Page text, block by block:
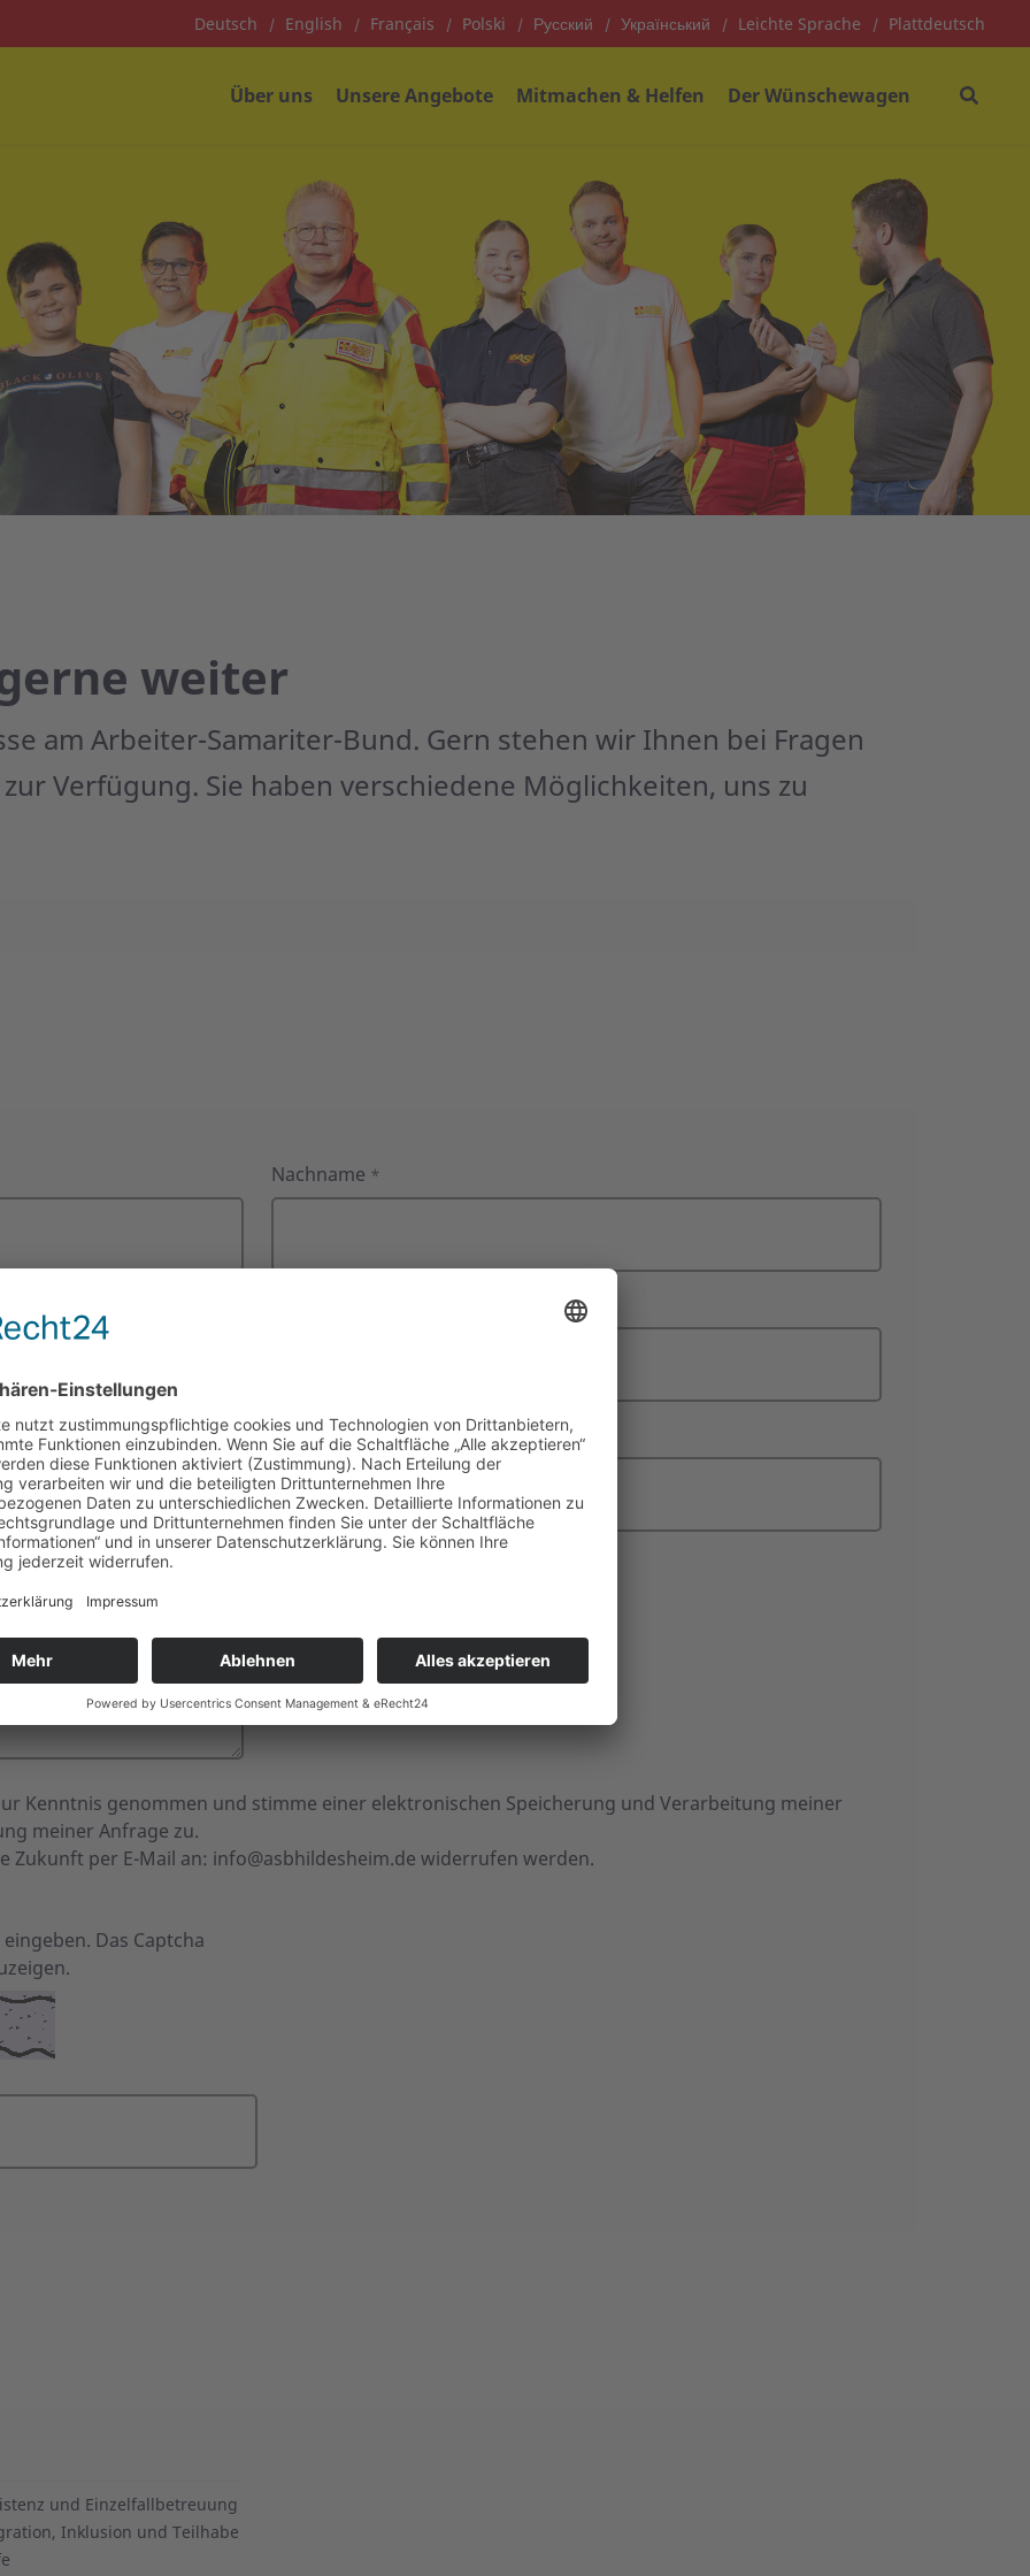
Deutsch English Français Polski Русский Український Leichte Sprache Plattdeutsch
Über uns Unsere Angebote Mitmachen & Helfen Der Wünschewagen
weiter
am Arbeiter-Samariter-Bund. Gern stehen wir Ihnen bei Fragen
Verfügung. Sie haben verschiedene Möglichkeiten, uns zu
Nachname *
E-Mail-Adresse *
Kenntnis genommen und stimme einer elektronischen Speicherung und Verarbeitung meiner
meiner Anfrage zu.
Zukunft per E-Mail an: info@asbhildesheim.de widerrufen werden.
Das Captcha
und Einzelfallbetreuung
Inklusion und Teilhabe